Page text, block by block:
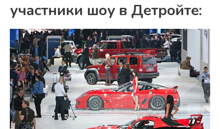
участники шоу в Детройте: